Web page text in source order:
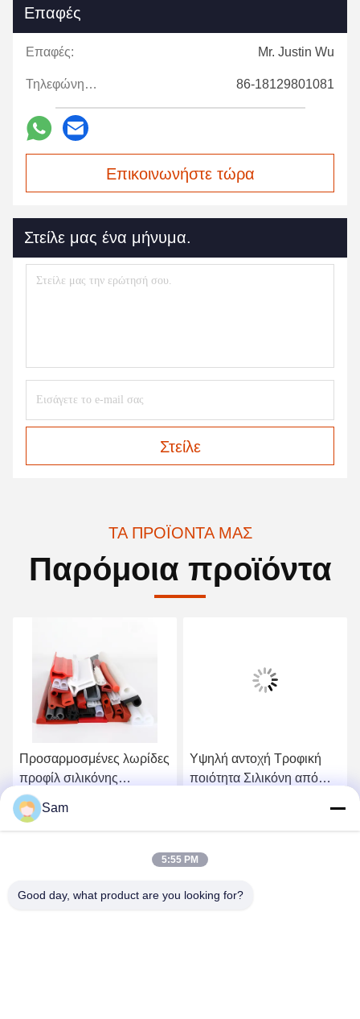
Επαφές
Επαφές: Mr. Justin Wu
Τηλεφώνημα: 86-18129801081
Επικοινωνήστε τώρα
Στείλε μας ένα μήνυμα.
Στείλε
ΤΑ ΠΡΟΪΌΝΤΑ ΜΑΣ
Παρόμοια προϊόντα
Προσαρμοσμένες λωρίδες
προφίλ σιλικόνης
Ευέλικτα ανθεκτικά
πολλαπλά σχήματα για
μοναδική σφραγίδα και
εξειδικευμένες εφαρμογές
Βρείτε την καλύτερη τιμή
Υψηλή αντοχή Τροφική
ποιότητα Σιλικόνη από
Ευέλικτη για σφράγιση και
μόνωση
Sam
5:55 PM
Good day, what product are you looking for?